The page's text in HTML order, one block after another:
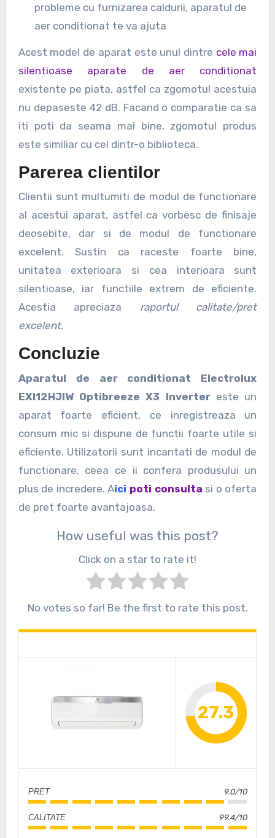
probleme cu furnizarea caldurii, aparatul de
aer conditionat te va ajuta
Acest model de aparat este unul dintre cele mai
silentioase aparate de aer conditionat
existente pe piata, astfel ca zgomotul acestuia
nu depaseste 42 dB. Facand o comparatie ca sa
iti poti da seama mai bine, zgomotul produs
este similiar cu cel dintr-o biblioteca.
Parerea clientilor
Clientii sunt multumiti de modul de functionare
al acestui aparat, astfel ca vorbesc de finisaje
deosebite, dar si de modul de functionare
excelent. Sustin ca raceste foarte bine,
unitatea exterioara si cea interioara sunt
silentioase, iar functiile extrem de eficiente.
Acestia apreciaza raportul calitate/pret
excelent.
Concluzie
Aparatul de aer conditionat Electrolux
EXI12HJIW Optibreeze X3 Inverter este un
aparat foarte eficient, ce inregistreaza un
consum mic si dispune de functii foarte utile si
eficiente. Utilizatorii sunt incantati de modul de
functionare, ceea ce ii confera produsului un
plus de incredere. Aici poti consulta si o oferta
de pret foarte avantajoasa.
How useful was this post?
Click on a star to rate it!
No votes so far! Be the first to rate this post.
27.3
PRET 9.0/10
CALITATE 99.4/10